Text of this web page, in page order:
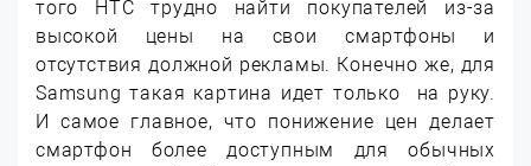
того HTC трудно найти покупателей из-за
высокой цены на свои смартфоны и
отсутствия должной рекламы. Конечно же, для
Samsung такая картина идет только на руку.
И самое главное, что понижение цен делает
смартфон более доступным для обычных